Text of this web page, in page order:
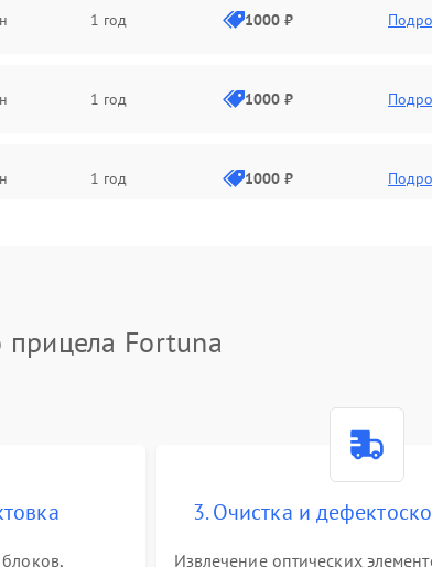
1 год 1000 ₽
1 год 1000 ₽
1 год 1000 ₽
1 год
прицела Fortuna
3. Очистка и
Извлечение оптических